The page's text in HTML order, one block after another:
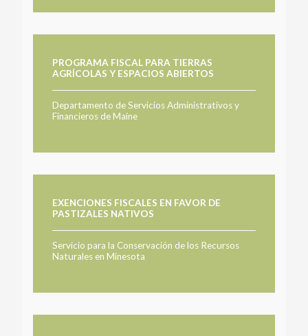
PROGRAMA FISCAL PARA TIERRAS
AGRÍCOLAS Y ESPACIOS ABIERTOS
Departamento de Servicios Administrativos y
Financieros de Maine
EXENCIONES FISCALES EN FAVOR DE
PASTIZALES NATIVOS
Servicio para la Conservación de los Recursos
Naturales en Minesota